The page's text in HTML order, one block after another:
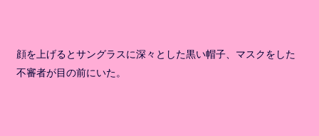
顔を上げるとサングラスに深々とした黒い帽子、マスクをした
不審者が目の前にいた。